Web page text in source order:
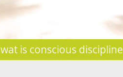
wat is conscious discipline